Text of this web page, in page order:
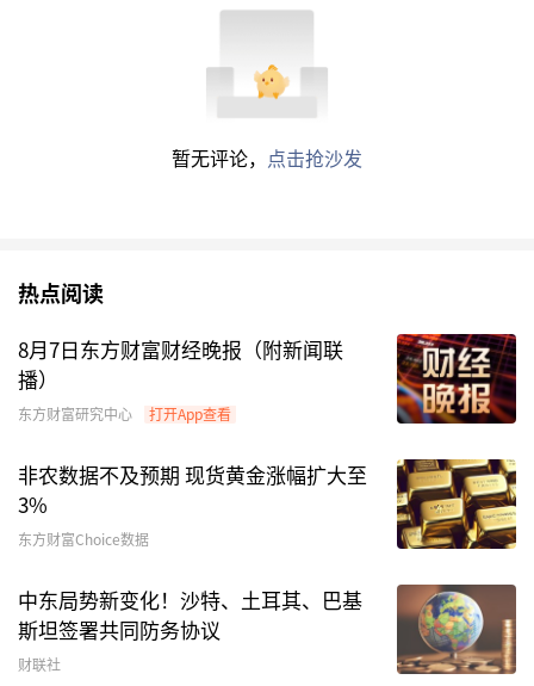
（文章来源：证券日报）
内容仅代表作者观点，不构成投资建议，投资者应独立决策并自行
承担风险。市场有风险，投资需谨慎。
暂无评论， 点击抢沙发
热点阅读
8月7日东方财富财经晚报（附新闻联
播）
东方财富研究中心 打开App查看
非农数据不及预期 现货黄金涨幅扩大至
3%
东方财富Choice数据
中东局势新变化！沙特、土耳其、巴基
斯坦签署共同防务协议
财联社